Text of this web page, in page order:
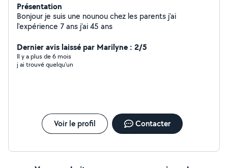
Présentation
Bonjour je suis une nounou chez les parents j'ai
l'expérience 7 ans j'ai 45 ans
Dernier avis laissé par Marilyne : 2/5
Il y a plus de 6 mois
j ai trouvé quelqu'un
Voir le profil Contacter